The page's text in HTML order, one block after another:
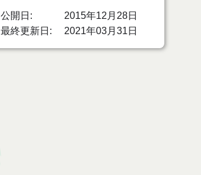
公開日
2015年12月28日
最終更新日
2021年03月31日